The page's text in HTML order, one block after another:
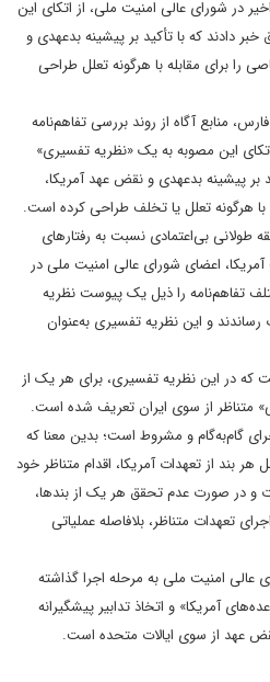
در شورای عالی امنیت ملی، از اتکای این
دادند که با تأکید بر پیشینه بدعهدی و
را برای مقابله با هرگونه تعلل طراحی
منابع آگاه از روند بررسی تفاهم‌نامه
این مصوبه به یک «نظریه تفسیری»
بر پیشینه بدعهدی و نقض عهد آمریکا،
با هرگونه تعلل یا تخلف طراحی کرده است.
طولانی بی‌اعتمادی نسبت به رفتارهای
اعضای شورای عالی امنیت ملی در
تفاهم‌نامه را ذیل یک پیوست نظریه
و این نظریه تفسیری به‌عنوان
در این نظریه تفسیری، برای هر یک از
متناظر از سوی ایران تعریف شده است.
گام‌به‌گام و مشروط است؛ بدین معنا که
بند از تعهدات آمریکا، اقدام متناظر خود
و در صورت عدم تحقق هر یک از بندها،
تعهدات متناظر، بلافاصله عملیاتی
عالی امنیت ملی به مرحله اجرا گذاشته
آمریکا» و اتخاذ تدابیر پیشگیرانه
عهد از سوی ایالات متحده است.